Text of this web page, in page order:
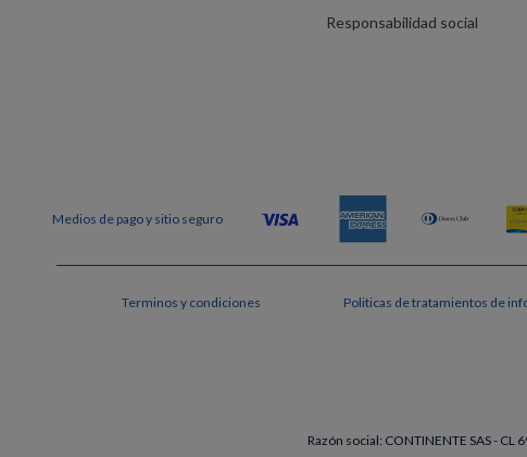
Responsabilidad social
Terminos y condiciones Politicas de tratamientos de
Razón social: CONTINENTE SAS -